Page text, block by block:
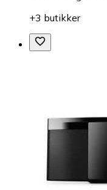
+3 butikker